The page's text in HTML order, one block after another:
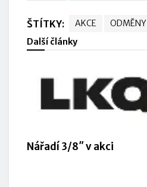
ŠTÍTKY: AKCE ODMĚNY
Další články
Nářadí 3/8″ v akci